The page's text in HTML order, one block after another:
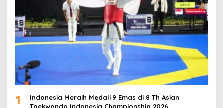
1
Indonesia Meraih Medali 9 Emas di 8 Th Asian
Taekwondo Indonesia Championship 2026